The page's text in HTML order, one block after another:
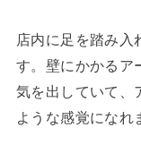
店内に足を踏み入
す。壁にかかるア
気を出していて、
ような感覚になれ